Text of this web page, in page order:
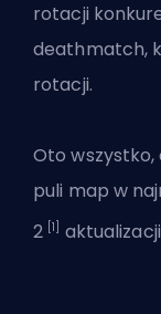
rotacji
deathmatch,
rotacji.
Oto
puli map w
2 [1]